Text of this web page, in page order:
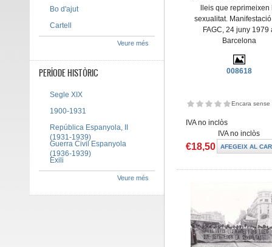
lleis que reprimeixen
sexualitat.
FAGC, 24 juny 1979
Barcelona
008618
Encara sense
IVA no inclòs
IVA no inclòs
€18,50
Bo d'ajut
Cartell
Veure més
PERÍODE HISTÒRIC
Segle XIX
1900-1931
República Espanyola, II
(1931-1939)
Guerra Civil Espanyola
(1936-1939)
Exili
Veure més